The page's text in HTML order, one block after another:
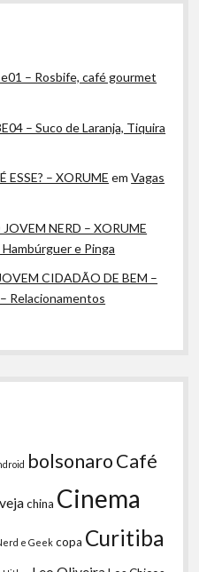
– Rosbife, café gourmet
– Suco de Laranja, Tiquira
ESSE? – XORUME emVagas
NERD – XORUME
e Pinga
CIDADÃO DE BEM –
Relacionamentos
bolsonaroCafé
china Cinema
e Geek copa Curitiba